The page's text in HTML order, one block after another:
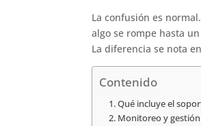
La confusión es
algo se rompe hasta
La diferencia se nota
Contenido
Qué incluye el
Monitoreo y